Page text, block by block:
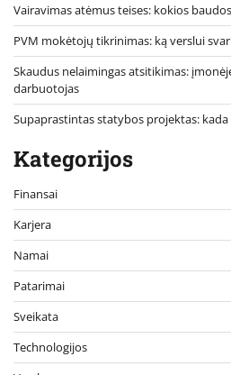
Vairavimas atėmus teises: kokios
PVM mokėtojų tikrinimas: ką verslui
Skaudus nelaimingas atsitikimas:
darbuotojas
Supaprastintas statybos projektas:
Kategorijos
Finansai
Karjera
Namai
Patarimai
Sveikata
Technologijos